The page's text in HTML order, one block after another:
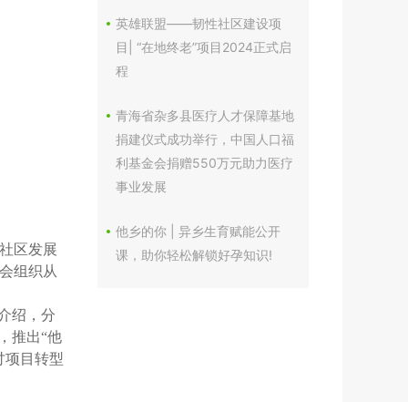
区发展
组织从
绍，分
推出“他
项目转型
英雄联盟——韧性社区建设项
目| “在地终老”项目2024正式启
程
青海省杂多县医疗人才保障基地
捐建仪式成功举行，中国人口福
利基金会捐赠550万元助力医疗
事业发展
他乡的你 | 异乡生育赋能公开
课，助你轻松解锁好孕知识!